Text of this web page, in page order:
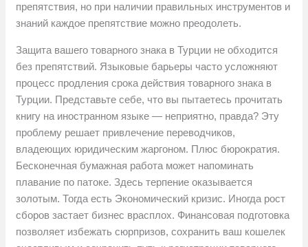
препятствия, но при наличии правильных инструментов и
знаний каждое препятствие можно преодолеть.
Защита вашего товарного знака в Турции не обходится
без препятствий. Языковые барьеры часто усложняют
процесс продления срока действия товарного знака в
Турции. Представьте себе, что вы пытаетесь прочитать
книгу на иностранном языке — неприятно, правда? Эту
проблему решает привлечение переводчиков,
владеющих юридическим жаргоном. Плюс бюрократия.
Бесконечная бумажная работа может напоминать
плавание по патоке. Здесь терпение оказывается
золотым. Тогда есть Экономический кризис. Иногда рост
сборов застает бизнес врасплох. Финансовая подготовка
позволяет избежать сюрпризов, сохранить ваш кошелек